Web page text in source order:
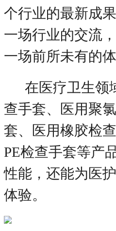
个行业的最新成
一场行业的交流
一场前所未有的体
在医疗卫生领
查手套、医用聚
套、医用橡胶检
PE检查手套等产
性能，还能为医
体验。